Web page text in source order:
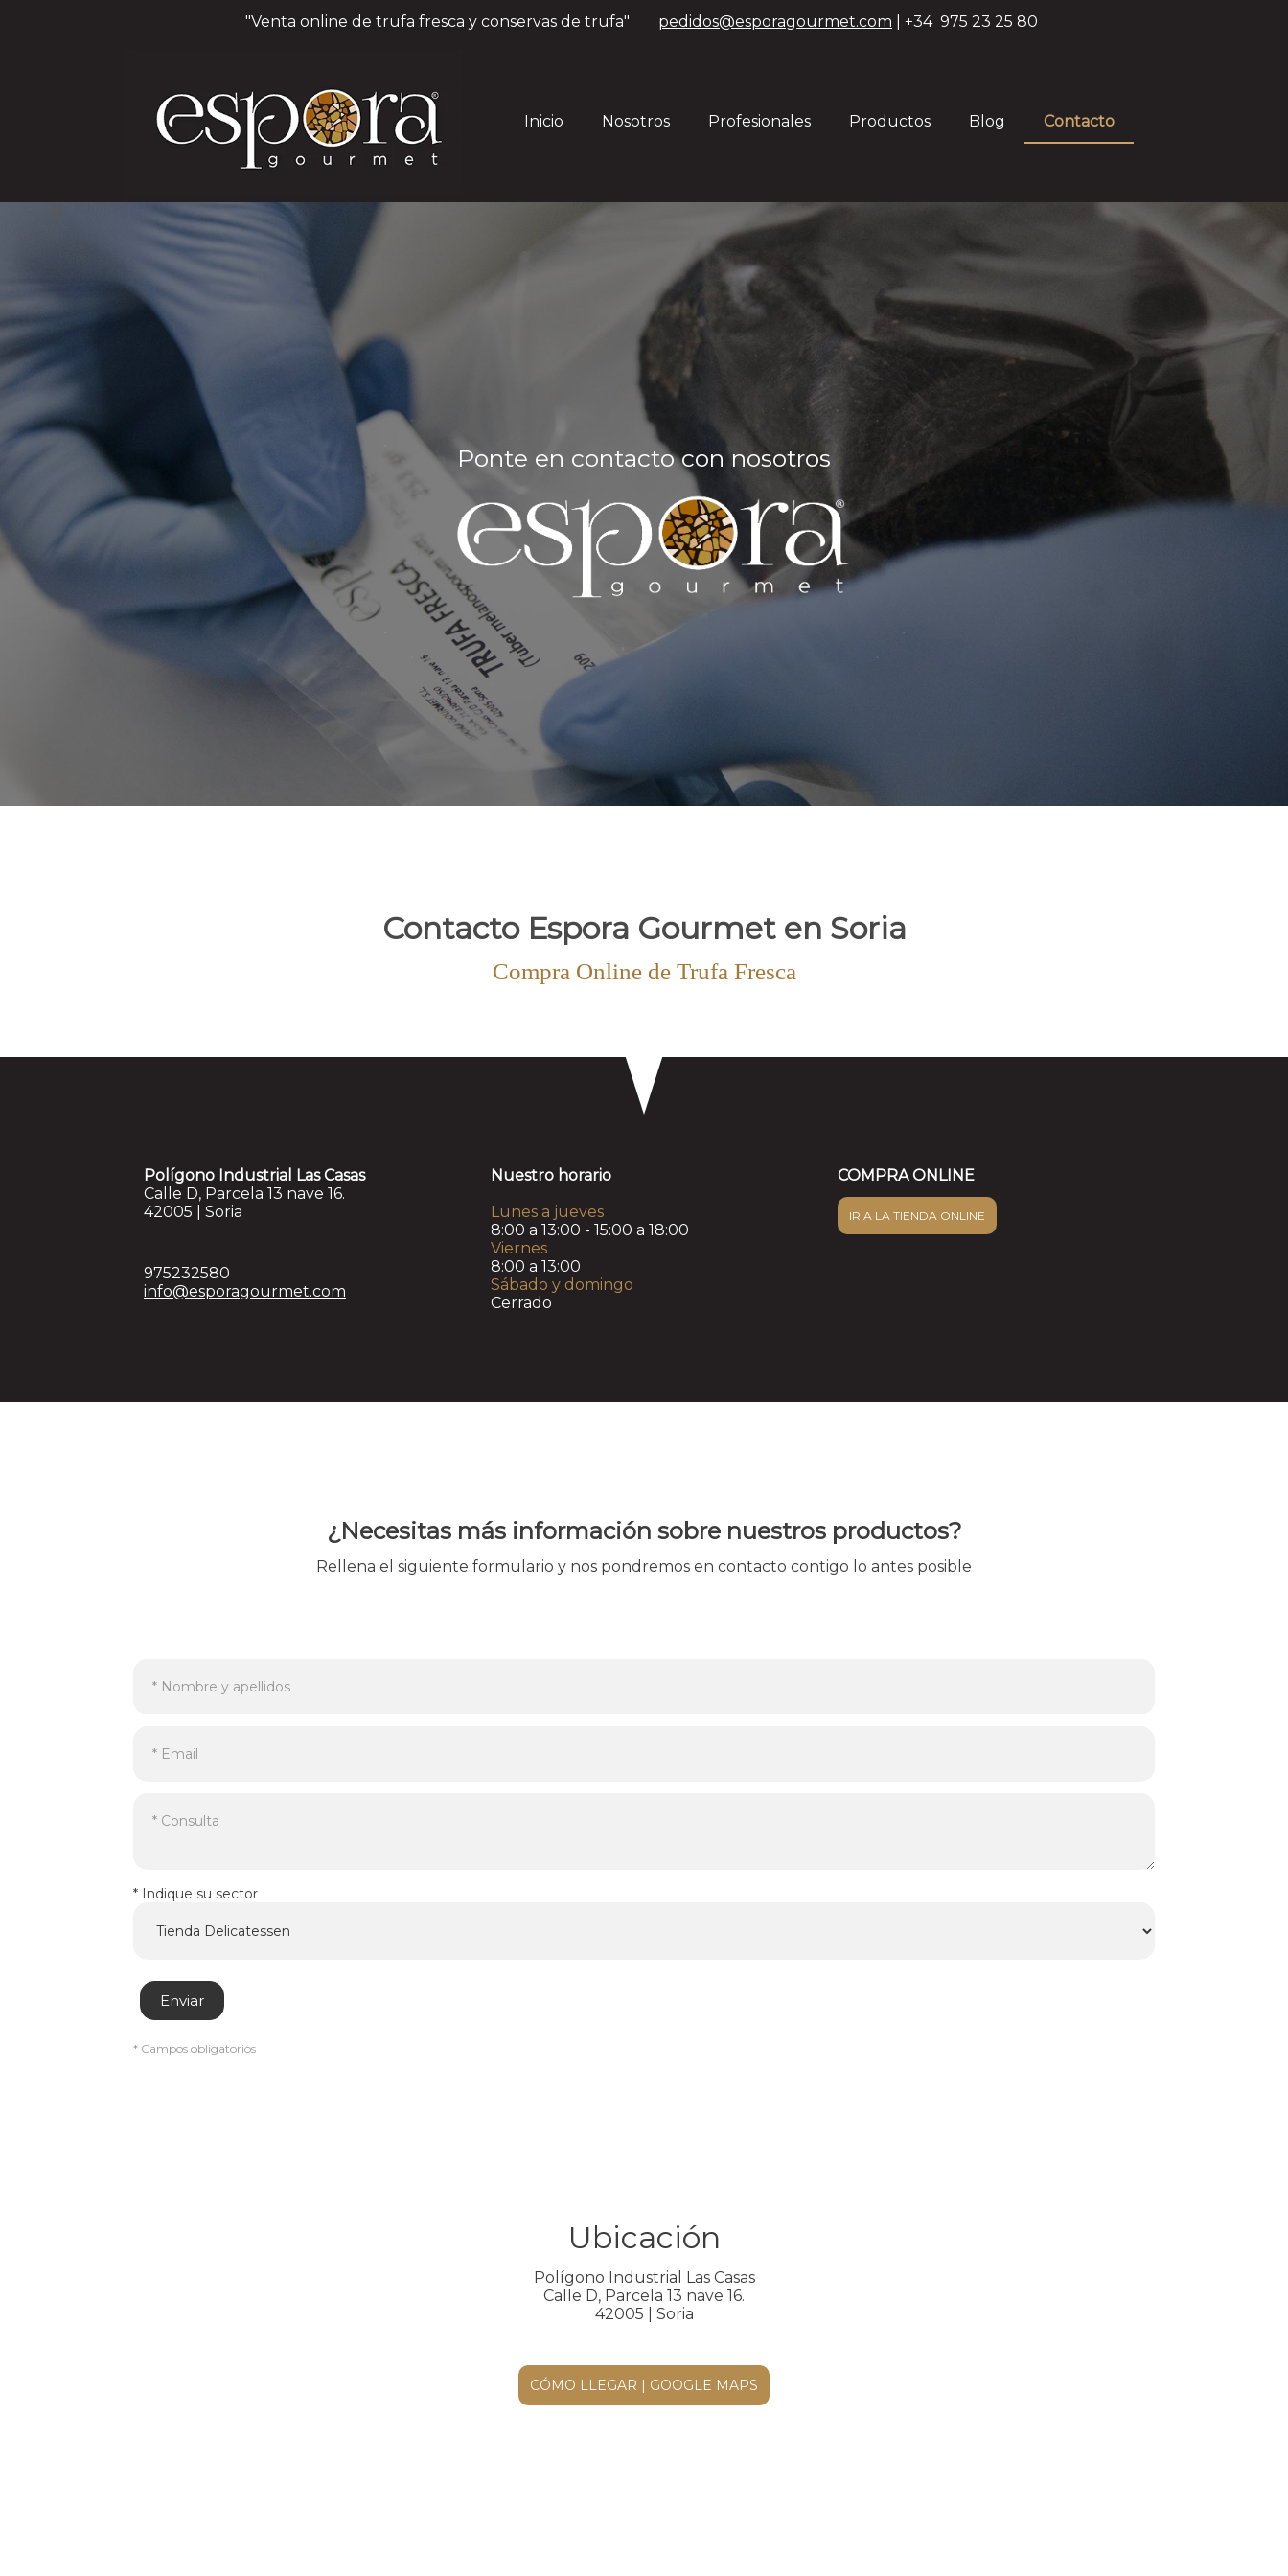
"Venta online de trufa fresca y conservas de trufa" pedidos@esporagourmet.com | +34 975 23 25 80
Inicio Nosotros Profesionales Productos Blog Contacto
Ponte en contacto con nosotros
Contacto Espora Gourmet en Soria
Compra Online de Trufa Fresca
Polígono Industrial Las Casas
Calle D, Parcela 13 nave 16.
42005 | Soria
975232580
info@esporagourmet.com
Nuestro horario
Lunes a jueves
8:00 a 13:00 - 15:00 a 18:00
Viernes
8:00 a 13:00
Sábado y domingo
Cerrado
COMPRA ONLINE
IR A LA TIENDA ONLINE
¿Necesitas más información sobre nuestros productos?
Rellena el siguiente formulario y nos pondremos en contacto contigo lo antes posible
* Indique su sector
* Campos obligatorios
Ubicación
Polígono Industrial Las Casas
Calle D, Parcela 13 nave 16.
42005 | Soria
CÓMO LLEGAR | GOOGLE MAPS